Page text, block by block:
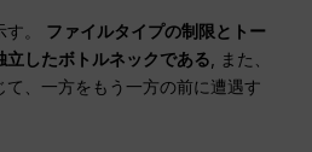
。 ファイルタイプの制限とトー
したボトルネックである , また、
て、一方をもう一方の前に遭遇す